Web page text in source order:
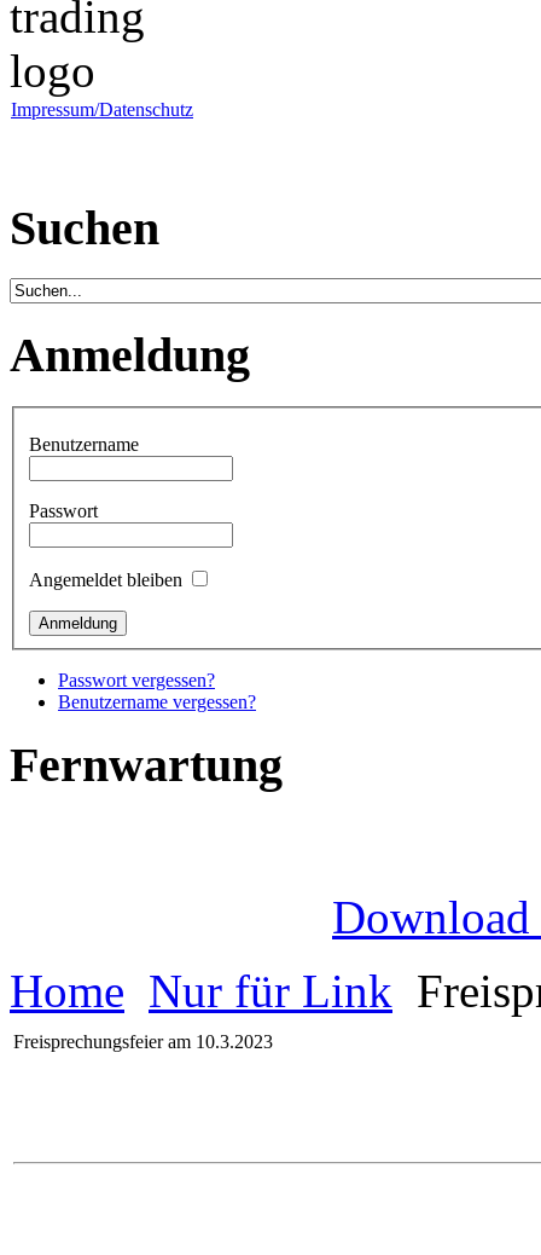
Impressum/Datenschutz
Suchen
Anmeldung
Benutzername
Passwort
Angemeldet bleiben
Passwort vergessen?
Benutzername vergessen?
Fernwartung
Download
Home Nur für Link
Freisprechungsfeier am 10.3.2023